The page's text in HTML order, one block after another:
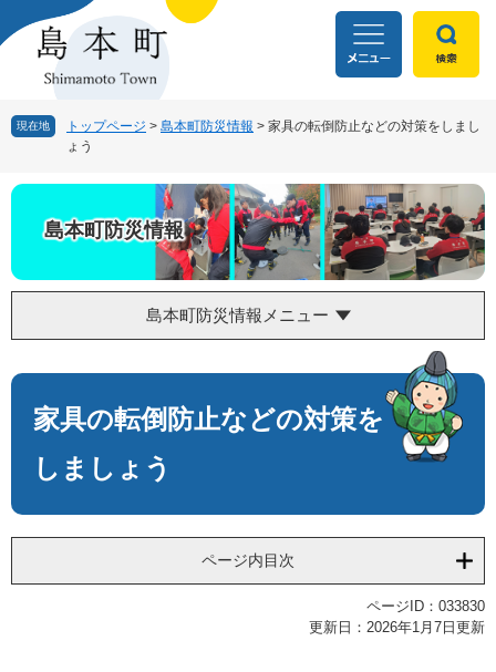
ー
。
ニ
て
へ
現在地 トップページ > 島本町防災情報 > 家具の転倒防止などの対策をしまし
ょう
島本町防災情報
島本町防災情報メニュー
文
家具の転倒防止などの対策を
しましょう
ページ内目次
ページID：033830
更新日：2026年1月7日更新